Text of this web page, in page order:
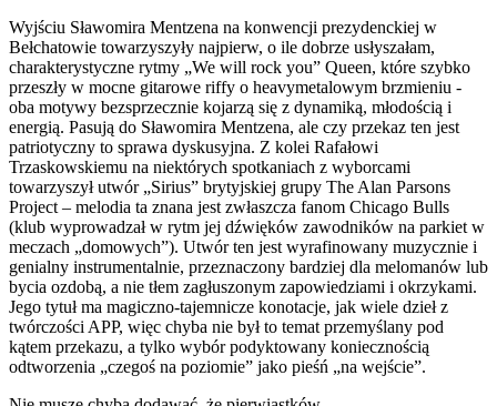
Wyjściu Sławomira Mentzena na konwencji prezydenckiej w
Bełchatowie towarzyszyły najpierw, o ile dobrze usłyszałam,
charakterystyczne rytmy „We will rock you” Queen, które szybko
przeszły w mocne gitarowe riffy o heavymetalowym brzmieniu -
oba motywy bezsprzecznie kojarzą się z dynamiką, młodością i
energią. Pasują do Sławomira Mentzena, ale czy przekaz ten jest
patriotyczny to sprawa dyskusyjna. Z kolei Rafałowi
Trzaskowskiemu na niektórych spotkaniach z wyborcami
towarzyszył utwór „Sirius” brytyjskiej grupy The Alan Parsons
Project – melodia ta znana jest zwłaszcza fanom Chicago Bulls
(klub wyprowadzał w rytm jej dźwięków zawodników na parkiet w
meczach „domowych”). Utwór ten jest wyrafinowany muzycznie i
genialny instrumentalnie, przeznaczony bardziej dla melomanów lub
bycia ozdobą, a nie tłem zagłuszonym zapowiedziami i okrzykami.
Jego tytuł ma magiczno-tajemnicze konotacje, jak wiele dzieł z
twórczości APP, więc chyba nie był to temat przemyślany pod
kątem przekazu, a tylko wybór podyktowany koniecznością
odtworzenia „czegoś na poziomie” jako pieśń „na wejście”.